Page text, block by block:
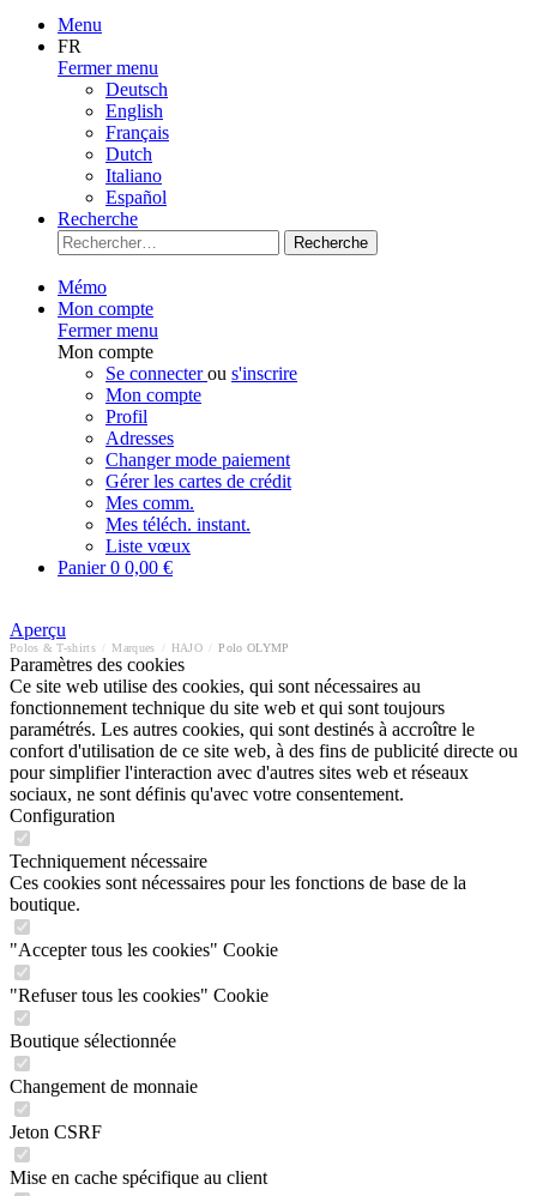
Menu
FR
Fermer menu
Deutsch
English
Français
Dutch
Italiano
Español
Recherche
Recherche
Mémo
Mon compte
Fermer menu
Mon compte
Se connecterou s'inscrire
Mon compte
Profil
Adresses
Changer mode paiement
Gérer les cartes de crédit
Mes comm.
Mes téléch. instant.
Liste vœux
Panier0 0,00 €
Aperçu
Polos & T-shirts Marques HAJO Polo OLYMP
Paramètres des cookies
Ce site web utilise des cookies, qui sont nécessaires au
fonctionnement technique du site web et qui sont toujours
paramétrés. Les autres cookies, qui sont destinés à accroître le
confort d'utilisation de ce site web, à des fins de publicité directe ou
pour simplifier l'interaction avec d'autres sites web et réseaux
sociaux, ne sont définis qu'avec votre consentement.
Configuration
Techniquement nécessaire
Ces cookies sont nécessaires pour les fonctions de base de la
boutique.
"Accepter tous les cookies" Cookie
"Refuser tous les cookies" Cookie
Boutique sélectionnée
Changement de monnaie
Jeton CSRF
Mise en cache spécifique au client